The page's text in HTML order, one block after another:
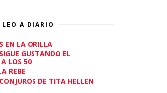
LEO A DIARIO
EN LA ORILLA
GUSTANDO EL
LOS 50
REBE
DE TITA HELLEN